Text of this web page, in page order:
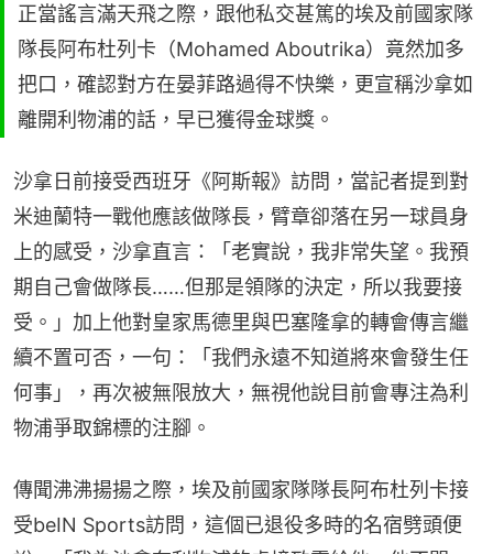
正當謠言滿天飛之際，跟他私交甚篤的埃及前國家隊
隊長阿布杜列卡（Mohamed Aboutrika）竟然加多
把口，確認對方在晏菲路過得不快樂，更宣稱沙拿如
離開利物浦的話，早已獲得金球獎。
沙拿日前接受西班牙《阿斯報》訪問，當記者提到對
米迪蘭特一戰他應該做隊長，臂章卻落在另一球員身
上的感受，沙拿直言：「老實說，我非常失望。我預
期自己會做隊長……但那是領隊的決定，所以我要接
受。」加上他對皇家馬德里與巴塞隆拿的轉會傳言繼
續不置可否，一句：「我們永遠不知道將來會發生任
何事」，再次被無限放大，無視他說目前會專注為利
物浦爭取錦標的注腳。
傳聞沸沸揚揚之際，埃及前國家隊隊長阿布杜列卡接
受beIN Sports訪問，這個已退役多時的名宿劈頭便